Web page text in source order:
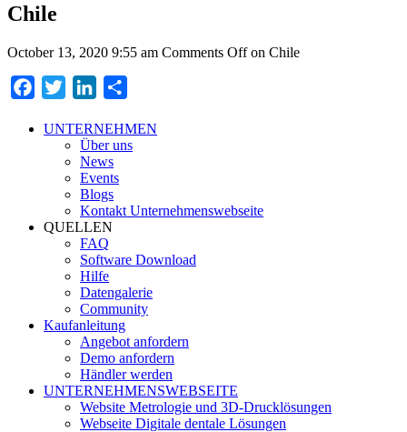
Chile
October 13, 2020 9:55 am Comments Offon Chile
Facebook
Twitter LinkedIn
UNTERNEHMEN
Über uns
News
Events
Blogs
Kontakt Unternehmenswebseite
QUELLEN
FAQ
Software Download
Hilfe
Datengalerie
Community
Kaufanleitung
Angebot anfordern
Demo anfordern
Händler werden
UNTERNEHMENSWEBSEITE
Website Metrologie und 3D-Drucklösungen
Webseite Digitale dentale Lösungen